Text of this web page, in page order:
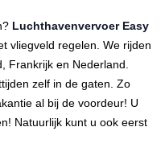
Luchthavenvervoer Easy
vliegveld regelen. We rijden
Frankrijk en Nederland.
zelf in de gaten. Zo
al bij de voordeur! U
Natuurlijk kunt u ook eerst